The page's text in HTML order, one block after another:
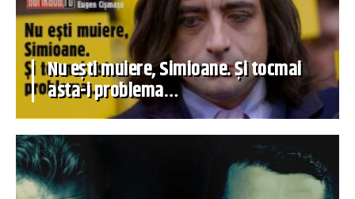
Nu ești muiere, Simioane. Și tocmai
asta-i problema…